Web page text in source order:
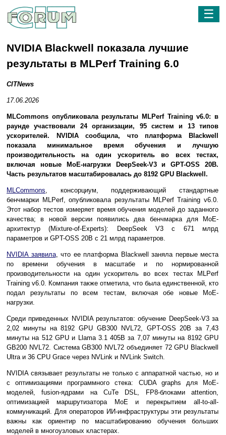
☰
NVIDIA Blackwell показала лучшие
результаты в MLPerf Training 6.0
CITNews
17.06.2026
MLCommons опубликовала результаты MLPerf Training v6.0: в
раунде участвовали 24 организации, 95 систем и 13 типов
ускорителей. NVIDIA сообщила, что платформа Blackwell
показала минимальное время обучения и лучшую
производительность на один ускоритель во всех тестах,
включая новые MoE-нагрузки DeepSeek-V3 и GPT-OSS 20B.
Часть результатов масштабировалась до 8192 GPU Blackwell.
MLCommons , консорциум, поддерживающий стандартные
бенчмарки MLPerf, опубликовала результаты MLPerf Training v6.0.
Этот набор тестов измеряет время обучения моделей до заданного
качества; в новой версии появились два бенчмарка для MoE-
архитектур (Mixture-of-Experts): DeepSeek V3 с 671 млрд
параметров и GPT-OSS 20B с 21 млрд параметров.
NVIDIA заявила, что ее платформа Blackwell заняла первые места
по времени обучения в масштабе и по нормированной
производительности на один ускоритель во всех тестах MLPerf
Training v6.0. Компания также отметила, что была единственной, кто
подал результаты по всем тестам, включая обе новые MoE-
нагрузки.
Среди приведенных NVIDIA результатов: обучение DeepSeek-V3 за
2,02 минуты на 8192 GPU GB300 NVL72, GPT-OSS 20B за 7,43
минуты на 512 GPU и Llama 3.1 405B за 7,07 минуты на 8192 GPU
GB200 NVL72. Система GB300 NVL72 объединяет 72 GPU Blackwell
Ultra и 36 CPU Grace через NVLink и NVLink Switch.
NVIDIA связывает результаты не только с аппаратной частью, но и
с оптимизациями программного стека: CUDA graphs для MoE-
моделей, fusion-ядрами на CuTe DSL, FP8-блоками attention,
оптимизацией маршрутизатора MoE и перекрытием all-to-all-
коммуникаций. Для операторов ИИ-инфраструктуры эти результаты
важны как ориентир по масштабированию обучения больших
моделей в многоузловых кластерах.